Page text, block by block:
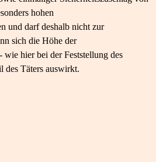
hohen
und darf deshalb nicht zur
sich die Höhe der
hier bei der Feststellung des
des Täters auswirkt.